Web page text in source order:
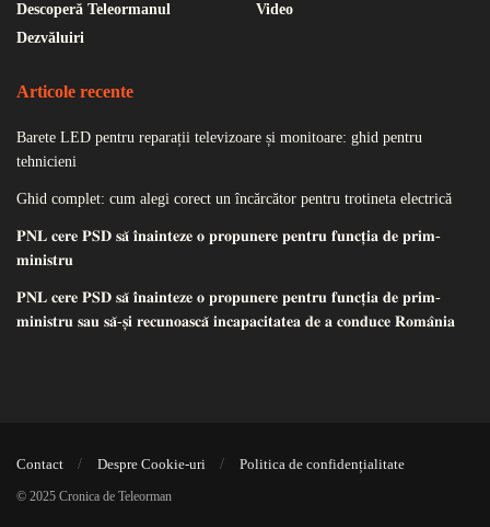
Descoperă Teleormanul
Dezvăluiri
Video
Articole recente
Barete LED pentru reparații televizoare și monitoare: ghid pentru
tehnicieni
Ghid complet: cum alegi corect un încărcător pentru trotineta electrică
𝐏𝐍𝐋 𝐜𝐞𝐫𝐞 𝐏𝐒𝐃 𝐬𝐚̆ 𝐢̂𝐧𝐚𝐢𝐧𝐭𝐞𝐳𝐞 𝐨 𝐩𝐫𝐨𝐩𝐮𝐧𝐞𝐫𝐞 𝐩𝐞𝐧𝐭𝐫𝐮 𝐟𝐮𝐧𝐜𝐭̦𝐢𝐚 𝐝𝐞 𝐩𝐫𝐢𝐦-
𝐦𝐢𝐧𝐢𝐬𝐭𝐫𝐮
𝐏𝐍𝐋 𝐜𝐞𝐫𝐞 𝐏𝐒𝐃 𝐬𝐚̆ 𝐢̂𝐧𝐚𝐢𝐧𝐭𝐞𝐳𝐞 𝐨 𝐩𝐫𝐨𝐩𝐮𝐧𝐞𝐫𝐞 𝐩𝐞𝐧𝐭𝐫𝐮 𝐟𝐮𝐧𝐜𝐭̦𝐢𝐚 𝐝𝐞 𝐩𝐫𝐢𝐦-
𝐦𝐢𝐧𝐢𝐬𝐭𝐫𝐮 𝐬𝐚𝐮 𝐬𝐚̆-𝐬̦𝐢 𝐫𝐞𝐜𝐮𝐧𝐨𝐚𝐬𝐜𝐚̆ 𝐢𝐧𝐜𝐚𝐩𝐚𝐜𝐢𝐭𝐚𝐭𝐞𝐚 𝐝𝐞 𝐚 𝐜𝐨𝐧𝐝𝐮𝐜𝐞 𝐑𝐨𝐦𝐚̂𝐧𝐢𝐚
Contact Despre Cookie-uri Politica de confidențialitate
© 2025 Cronica de Teleorman